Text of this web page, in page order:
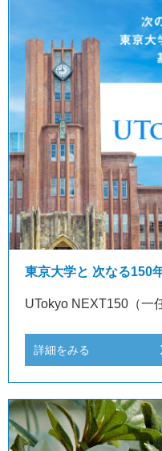
東京大学と 次なる150
UTokyo NEXT150（一
詳細をみる